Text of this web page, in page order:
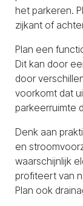
het parkeren.
zijkant of
Plan een
Dit kan door
door
voorkomt dat
parkeerruimte
Denk aan
en
waarschijnlijk
profiteert van
Plan ook